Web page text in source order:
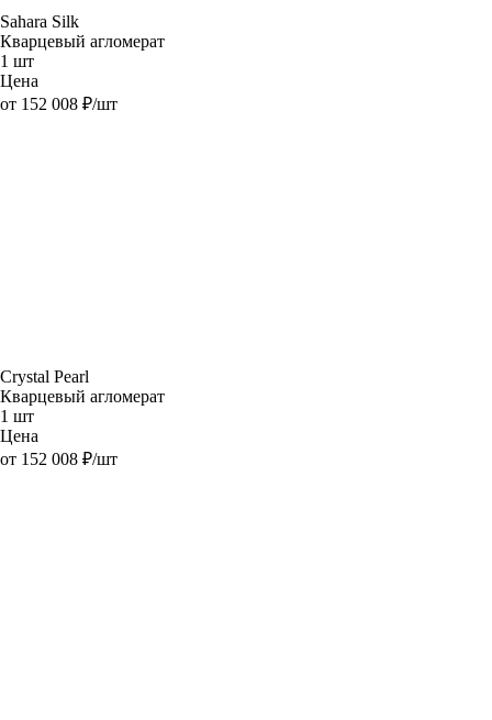
Sahara Silk
Кварцевый агломерат
1 шт
Цена
от 152 008 ₽/шт
Crystal Pearl
Кварцевый агломерат
1 шт
Цена
от 152 008 ₽/шт